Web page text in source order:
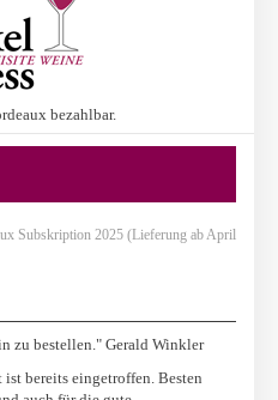
bezahlbar.
Subskription 2025 (Lieferung ab April
zu bestellen." Gerald Winkler
bereits eingetroffen. Besten